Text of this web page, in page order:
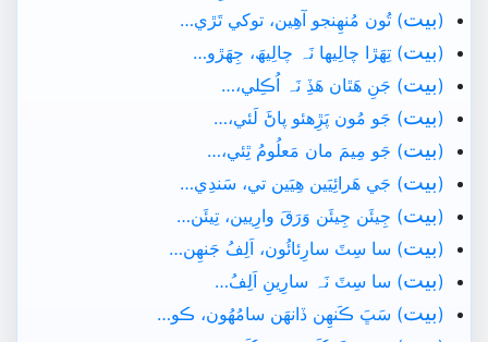
(بيت) تُون مُنھِنجو آھِين، توکي تَڙي…
(بيت) تِھَڙا چالِيھا نَہ چالِيھَ، جِھَڙو…
(بيت) جَنِ ھَٿان ھَڏِ نَہ اُڪِلي،…
(بيت) جَو مُون پَڙِهئو پاڻَ لَئي،…
(بيت) جَو مِيمَ مان مَعلُومُ ٿِئي،…
(بيت) جَي ھَرائِيَين ھِيَين تي، سَندِي…
(بيت) جِيئَن جِيئَن وَرَقَ وارِيين، تِيئَن…
(بيت) سا سِٽَ سارِئائُون، اَلِفُ جَنھِن…
(بيت) سا سِٽَ نَہ سارِينِ اَلِفُ…
(بيت) سَڀَ ڪَنھِن ڏانھَن سامُهُون، ڪو…